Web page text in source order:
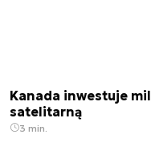
Kanada inwestuje
satelitarną
3 min.